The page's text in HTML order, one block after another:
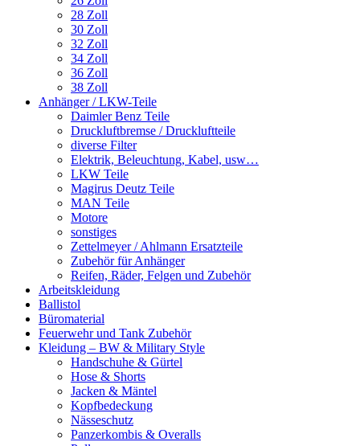
28 Zoll
30 Zoll
32 Zoll
34 Zoll
36 Zoll
38 Zoll
Anhänger / LKW-Teile
Daimler Benz Teile
Druckluftbremse / Druckluftteile
diverse Filter
Elektrik, Beleuchtung, Kabel, usw…
LKW Teile
Magirus Deutz Teile
MAN Teile
Motore
sonstiges
Zettelmeyer / Ahlmann Ersatzteile
Zubehör für Anhänger
Reifen, Räder, Felgen und Zubehör
Arbeitskleidung
Ballistol
Büromaterial
Feuerwehr und Tank Zubehör
Kleidung – BW & Military Style
Handschuhe & Gürtel
Hose & Shorts
Jacken & Mäntel
Kopfbedeckung
Nässeschutz
Panzerkombis & Overalls